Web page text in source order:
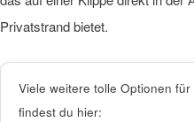
Privatstrand bietet.
Viele weitere tolle Optionen
findest du hier: